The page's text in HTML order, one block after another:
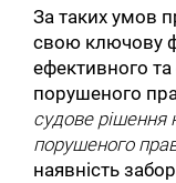
За таких умов
свою ключову
ефективного
порушеного
судове рішення
порушеного
наявність